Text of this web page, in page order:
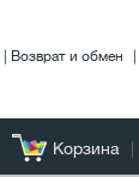
Возврат и обмен
Корзина